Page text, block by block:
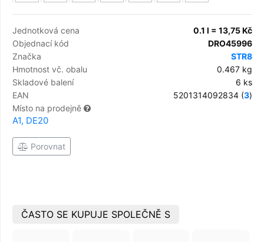
Jednotková cena
0.1 l = 13,75 Kč
Objednací kód
DRO45996
Značka
STR8
Hmotnost vč. obalu
0.467 kg
Skladové balení
6 ks
EAN
5201314092834 (3)
Místo na prodejně
A1, DE20
Porovnat
ČASTO SE KUPUJE SPOLEČNĚ S